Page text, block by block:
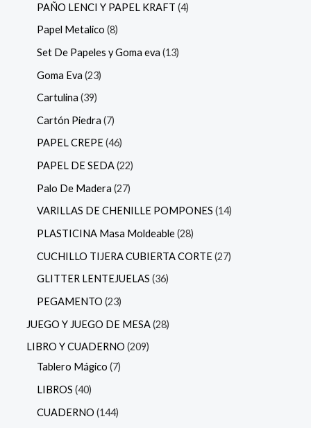
PAÑO LENCI Y PAPEL KRAFT 4
Papel Metalico 8
Set De Papeles y Goma eva 13
Goma Eva 23
Cartulina 39
Cartón Piedra 7
PAPEL CREPE 46
PAPEL DE SEDA 22
Palo De Madera 27
VARILLAS DE CHENILLE POMPONES 14
PLASTICINA Masa Moldeable 28
CUCHILLO TIJERA CUBIERTA CORTE 27
GLITTER LENTEJUELAS 36
PEGAMENTO 23
JUEGO Y JUEGO DE MESA 28
LIBRO Y CUADERNO 209
Tablero Mágico 7
LIBROS 40
CUADERNO 144